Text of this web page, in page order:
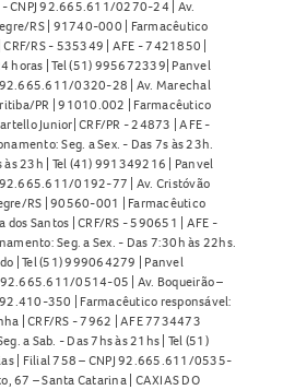
CNPJ 92.665.611/0270-24 | Av.
RS | 91740-000 | Farmacêutico
RS - 535349 | AFE - 7421850 |
horas | Tel (51) 995672339| Panvel
92.665.611/0320-28 | Av. Marechal
PR | 91010.002 | Farmacêutico
Junior| CRF/PR - 24873 | AFE -
Seg. a Sex. - Das 7s às 23h.
às 23h | Tel (41) 991349216 | Panvel
92.665.611/0192-77 | Av. Cristóvão
RS | 90560-001 | Farmacêutico
Santos | CRF/RS - 590651 | AFE -
Seg. a Sex. - Das 7:30h às 22hs.
| Tel (51) 999064279 | Panvel
92.665.611/0514-05 | Av. Boqueirão –
350 | Farmacêutico responsável:
| CRF/RS - 7962 | AFE 7734473
a Sab. - Das 7hs às 21hs | Tel (51)
| Filial 758 – CNPJ 92.665.611/0535-
67 – Santa Catarina | CAXIAS DO